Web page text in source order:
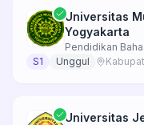
Universitas
Yogyakarta
Pendidikan
S1 Unggul
Universitas